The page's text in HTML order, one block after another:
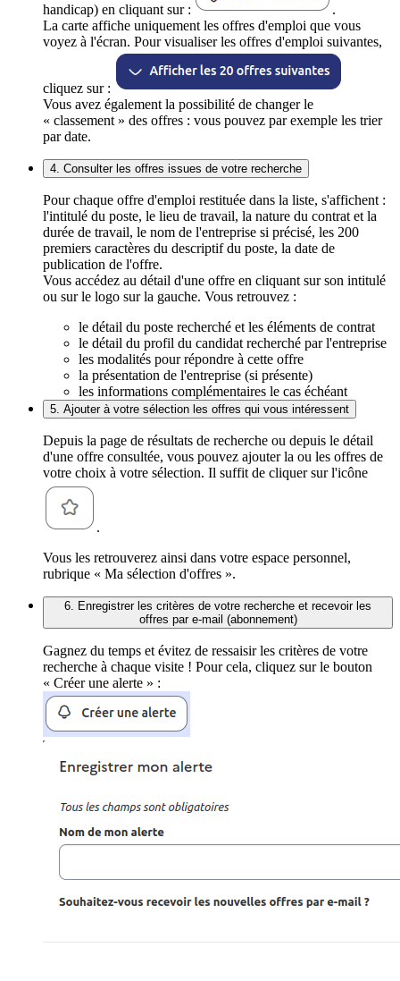
handicap) en cliquant sur :
.
La carte affiche uniquement les offres d'emploi que vous
voyez à l'écran. Pour visualiser les offres d'emploi suivantes,
cliquez sur :
Vous avez également la possibilité de changer le
« classement » des offres : vous pouvez par exemple les trier
par date.
4. Consulter les offres issues de votre recherche
Pour chaque offre d'emploi restituée dans la liste, s'affichent :
l'intitulé du poste, le lieu de travail, la nature du contrat et la
durée de travail, le nom de l'entreprise si précisé, les 200
premiers caractères du descriptif du poste, la date de
publication de l'offre.
Vous accédez au détail d'une offre en cliquant sur son intitulé
ou sur le logo sur la gauche. Vous retrouvez :
le détail du poste recherché et les éléments de contrat
le détail du profil du candidat recherché par l'entreprise
les modalités pour répondre à cette offre
la présentation de l'entreprise (si présente)
les informations complémentaires le cas échéant
5. Ajouter à votre sélection les offres qui vous intéressent
Depuis la page de résultats de recherche ou depuis le détail
d'une offre consultée, vous pouvez ajouter la ou les offres de
votre choix à votre sélection. Il suffit de cliquer sur l'icône
.
Vous les retrouverez ainsi dans votre espace personnel,
rubrique « Ma sélection d'offres ».
6. Enregistrer les critères de votre recherche et recevoir les
offres par e-mail (abonnement)
Gagnez du temps et évitez de ressaisir les critères de votre
recherche à chaque visite ! Pour cela, cliquez sur le bouton
« Créer une alerte » :